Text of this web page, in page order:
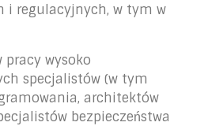
i regulacyjnych, w tym w
wysoko
specjalistów (w tym
architektów
bezpieczeństwa